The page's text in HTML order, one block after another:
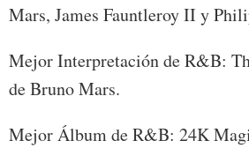
Mars, James Fauntleroy II y
Mejor Interpretación de R&B:
de Bruno Mars.
Mejor Álbum de R&B: 24K